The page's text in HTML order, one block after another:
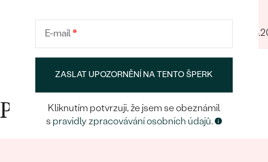
Proč nakupovat v Eppi
E-mail*
ZASLAT UPOZORNĚNÍ NA TENTO ŠPERK
Kliknutím potvrzuji, že jsem se obeznámil
s pravidly zpracovávání osobních údajů.